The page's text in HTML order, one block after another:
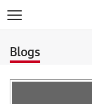
Blogs